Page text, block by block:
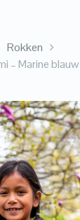
Rokken
– Marine blauw